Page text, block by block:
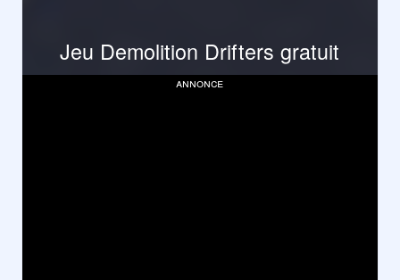
Jeu Demolition Drifters gratuit
annonce